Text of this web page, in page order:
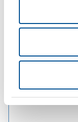
20 octubre 2021
El Taller de
Sanitario se
en un éxito
Ver noticia